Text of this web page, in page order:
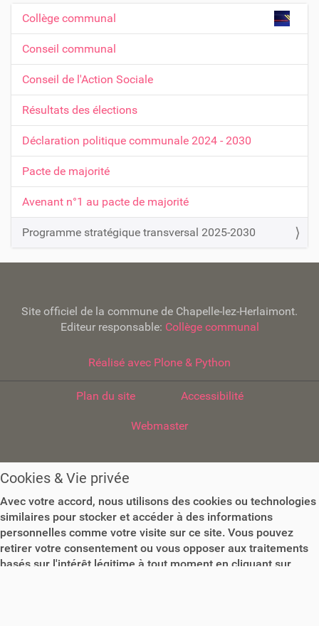
N
a
v
i
g
a
t
i
n
Collège communal
Conseil communal
Conseil de l'Action Sociale
Résultats des élections
Déclaration politique communale 2024 - 2030
Pacte de majorité
Avenant n°1 au pacte de majorité
Programme stratégique transversal 2025-2030
Site officiel de la commune de Chapelle-lez-Herlaimont.
Editeur responsable: Collège communal
Réalisé avec Plone & Python
Plan du site Accessibilité
Webmaster
Cookies & Vie privée
Avec votre accord, nous utilisons des cookies ou technologies
similaires pour stocker et accéder à des informations
personnelles comme votre visite sur ce site. Vous pouvez
retirer votre consentement ou vous opposer aux traitements
basés sur l'intérêt légitime à tout moment en cliquant sur